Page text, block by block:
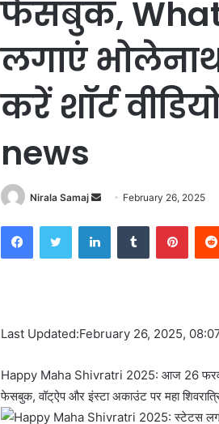
फेसबुक,
लगाएं
करें शॉर्ट
news
Nirala Samaj
Send February 26, 2025
FacebookTwitter LinkedInTumblr
Last Updated:February 26, 2025,
Happy Maha Shivratri 2025: आज 26
फेसबुक, वॉट्ऐप और इंस्‍टा अकाउंट पर महा